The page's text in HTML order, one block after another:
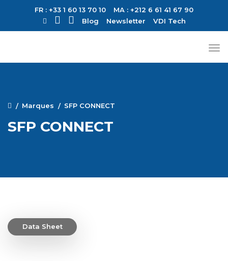
FR : +33 1 60 13 70 10
MA : +212 6 61 41 67 90
Blog
Newsletter VDI Tech
Marques SFP CONNECT
SFP CONNECT
Data Sheet